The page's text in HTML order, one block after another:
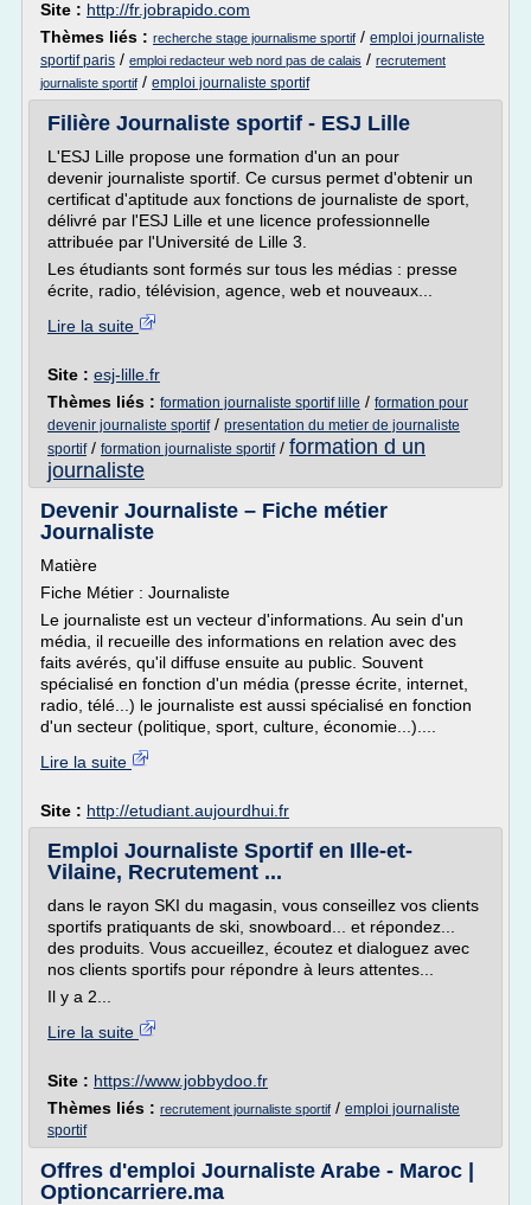
Site : http://fr.jobrapido.com
Thèmes liés : recherche stage journalisme sportif / emploi journaliste
sportif paris / emploi redacteur web nord pas de calais / recrutement
journaliste sportif / emploi journaliste sportif
Filière Journaliste sportif - ESJ Lille
L'ESJ Lille propose une formation d'un an pour
devenir journaliste sportif. Ce cursus permet d'obtenir un
certificat d'aptitude aux fonctions de journaliste de sport,
délivré par l'ESJ Lille et une licence professionnelle
attribuée par l'Université de Lille 3.
Les étudiants sont formés sur tous les médias : presse
écrite, radio, télévision, agence, web et nouveaux...
Lire la suite
Site : esj-lille.fr
Thèmes liés : formation journaliste sportif lille / formation pour
devenir journaliste sportif/ presentation du metier de journaliste
sportif/ formation journaliste sportif/ formation d un
journaliste
Devenir Journaliste – Fiche métier
Journaliste
Matière
Fiche Métier : Journaliste
Le journaliste est un vecteur d'informations. Au sein d'un
média, il recueille des informations en relation avec des
faits avérés, qu'il diffuse ensuite au public. Souvent
spécialisé en fonction d'un média (presse écrite, internet,
radio, télé...) le journaliste est aussi spécialisé en fonction
d'un secteur (politique, sport, culture, économie...)....
Lire la suite
Site : http://etudiant.aujourdhui.fr
Emploi Journaliste Sportif en Ille-et-
Vilaine, Recrutement ...
dans le rayon SKI du magasin, vous conseillez vos clients
sportifs pratiquants de ski, snowboard... et répondez...
des produits. Vous accueillez, écoutez et dialoguez avec
nos clients sportifs pour répondre à leurs attentes...
Il y a 2...
Lire la suite
Site : https://www.jobbydoo.fr
Thèmes liés : recrutement journaliste sportif / emploi journaliste
sportif
Offres d'emploi Journaliste Arabe - Maroc |
Optioncarriere.ma